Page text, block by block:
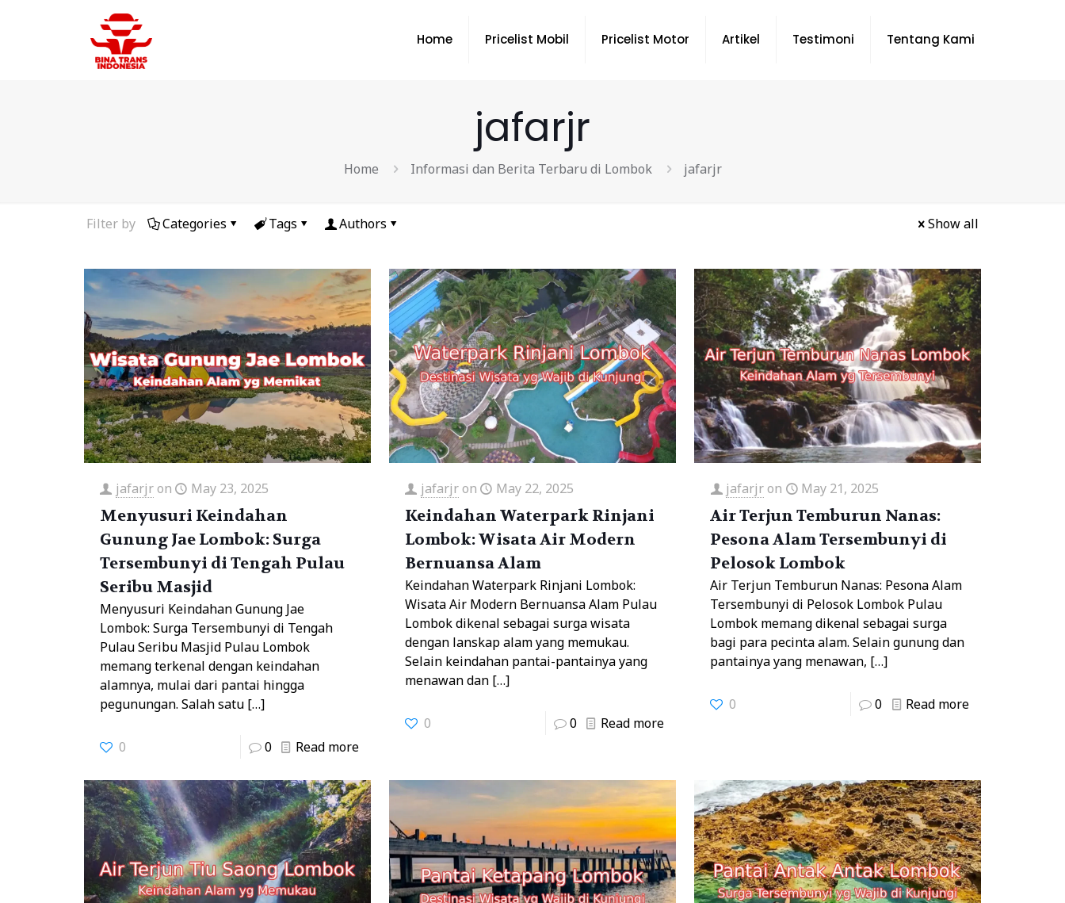
Home Pricelist Mobil Pricelist Motor Artikel Testimoni Tentang Kami
jafarjr
Home Informasi dan Berita Terbaru di Lombok jafarjr
Filter by Categories Tags Authors Show all
jafarjr on May 23, 2025
Menyusuri Keindahan
Gunung Jae Lombok: Surga
Tersembunyi di Tengah Pulau
Seribu Masjid
Menyusuri Keindahan Gunung Jae
Lombok: Surga Tersembunyi di Tengah
Pulau Seribu Masjid Pulau Lombok
memang terkenal dengan keindahan
alamnya, mulai dari pantai hingga
pegunungan. Salah satu[…]
0 0 Read more
jafarjron May 22, 2025
Keindahan Waterpark Rinjani
Lombok: Wisata Air Modern
Bernuansa Alam
Keindahan Waterpark Rinjani Lombok:
Wisata Air Modern Bernuansa Alam Pulau
Lombok dikenal sebagai surga wisata
dengan lanskap alam yang memukau.
Selain keindahan pantai-pantainya yang
menawan dan[…]
0 0 Read more
jafarjron May 21, 2025
Air Terjun Temburun Nanas:
Pesona Alam Tersembunyi di
Pelosok Lombok
Air Terjun Temburun Nanas: Pesona Alam
Tersembunyi di Pelosok Lombok Pulau
Lombok memang dikenal sebagai surga
bagi para pecinta alam. Selain gunung dan
pantainya yang menawan, […]
0 0 Read more